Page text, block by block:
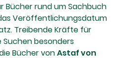
Bücher rund um Sachbuch
Veröffentlichungsdatum
Treibende Kräfte für
besonders
Bücher vonAstaf von